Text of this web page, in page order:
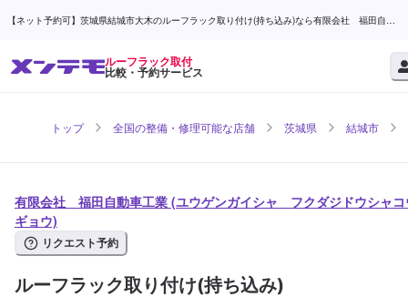
【ネット予約可】茨城県結城市大木のルーフラック取り付け(持ち込み)なら有限会社 福田自動
ルーフラック取付
比較・予約サービス
トップ 全国の整備・修理可能な店舗 茨城県 結城市
有限会社 福田自動車工業 (ユウゲンガイシャ フクダジドウシャコ
ギョウ)
リクエスト予約
ルーフラック取り付け(持ち込み)